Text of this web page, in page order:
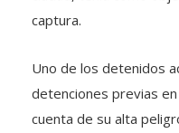
captura.
Uno de los detenidos
detenciones previas
cuenta de su alta